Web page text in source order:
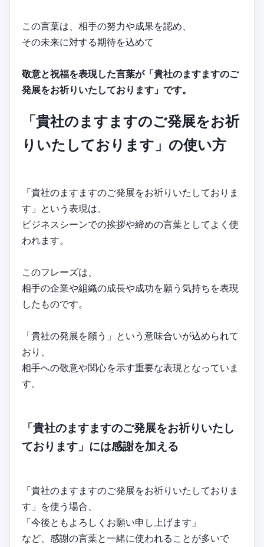
この言葉は、相手の努力や成果を認め、
その未来に対する期待を込めて
敬意と祝福を表現した言葉が「貴社のますますのご
発展をお祈りいたしております」です。
「貴社のますますのご発展をお祈
りいたしております」の使い方
「貴社のますますのご発展をお祈りいたしておりま
す」という表現は、
ビジネスシーンでの挨拶や締めの言葉としてよく使
われます。
このフレーズは、
相手の企業や組織の成長や成功を願う気持ちを表現
したものです。
「貴社の発展を願う」という意味合いが込められて
おり、
相手への敬意や関心を示す重要な表現となっていま
す。
「貴社のますますのご発展をお祈りいたし
ております」には感謝を加える
「貴社のますますのご発展をお祈りいたしておりま
す」を使う場合、
「今後ともよろしくお願い申し上げます」
など、感謝の言葉と一緒に使われることが多いで